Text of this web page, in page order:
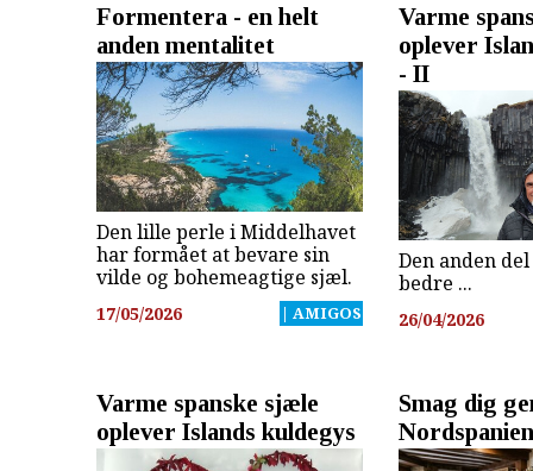
Formentera - en helt
anden mentalitet
Den lille perle i Middelhavet
har formået at bevare sin
vilde og bohemeagtige sjæl.
17/05/2026 | AMIGOS
Varme
oplever
- II
Den anden
bedre ...
26/04/2026
Varme spanske sjæle
oplever Islands kuldegys
Smag dig
Nordspanien